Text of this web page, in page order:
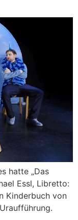
hatte „Das
Essl, Libretto:
Kinderbuch von